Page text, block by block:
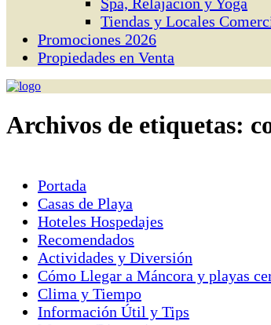
Spa, Relajación y Yoga
Tiendas y Locales
Promociones 2026
Propiedades en Venta
Archivos de etiquetas:
Portada
Casas de Playa
Hoteles Hospedajes
Recomendados
Actividades y Diversión
Cómo Llegar a Máncora y playas
Clima y Tiempo
Información Útil y Tips